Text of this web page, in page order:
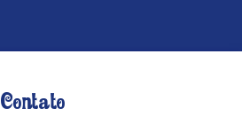
Contato